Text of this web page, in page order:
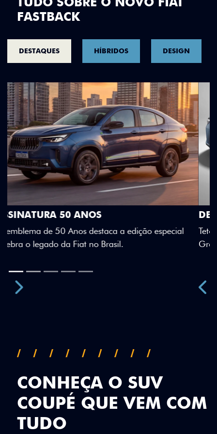
FASTBACK
DESTAQUES HÍBRIDOS DESIGN
DESIGN QUE SE DESTACA
Teto bicolor, adesivos estilizados e detalhes em Citrus
Green criam uma identidade visual única.
Previous
CONHEÇA O SUV
COUPÉ QUE VEM COM
TUDO